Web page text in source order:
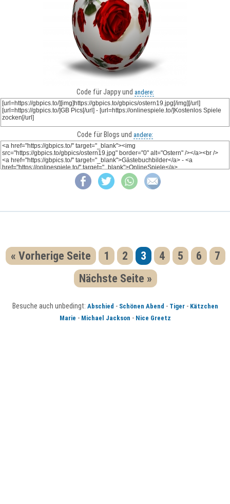
Code für Jappy und andere:
Code für Blogs und andere:
« Vorherige Seite 1 2 3 4 5 6
7
Nächste Seite »
Besuche auch unbedingt: Abschied - Schönen Abend - Tiger- Kätzchen
Marie - Michael Jackson - Nice Greetz